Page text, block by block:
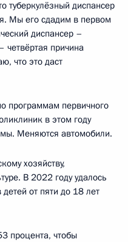
туберкулёзный диспансер
Мы его сдадим в первом
диспансер –
четвёртая причина
что это даст
программам первичного
в этом году
Меняются автомобили.
хозяйству,
В 2022 году удалось
от пяти до 18 лет
процента, чтобы